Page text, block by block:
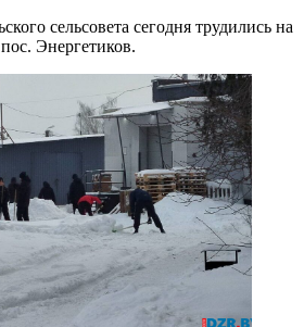
сельсовета сегодня трудились на
Энергетиков.